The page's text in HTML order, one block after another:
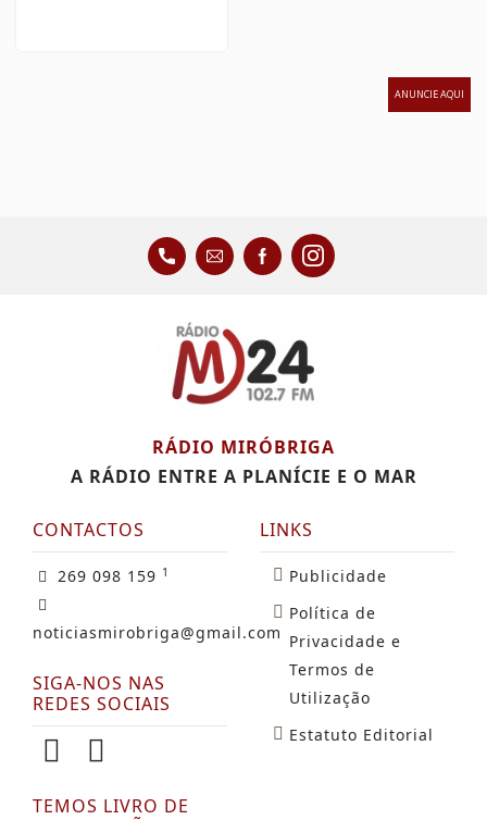
ANUNCIE AQUI
RÁDIO MIRÓBRIGA
A RÁDIO ENTRE A PLANÍCIE E O MAR
CONTACTOS
269 098 159 1
noticiasmirobriga@gmail.com
SIGA-NOS NAS
REDES SOCIAIS
TEMOS LIVRO DE
LINKS
Publicidade
Política de
Privacidade e
Termos de
Utilização
Estatuto Editorial